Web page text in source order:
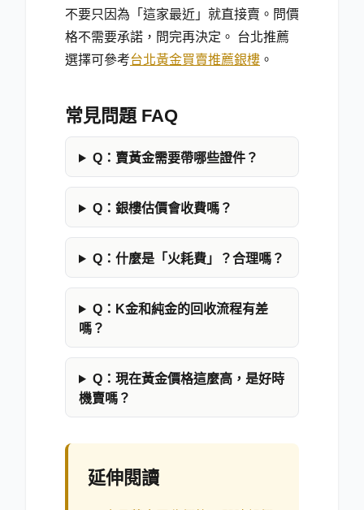
不要只因為「這家最近」就直接賣。問價
格不需要承諾，問完再決定。 台北推薦
選擇可參考台北黃金買賣推薦銀樓 。
常見問題 FAQ
Q： 賣黃金需要帶哪些證件？
Q： 銀樓估價會收費嗎？
Q： 什麼是「火耗費」？合理嗎？
Q： K金和純金的回收流程有差
嗎？
Q： 現在黃金價格這麼高，是好時
機賣嗎？
延伸閱讀